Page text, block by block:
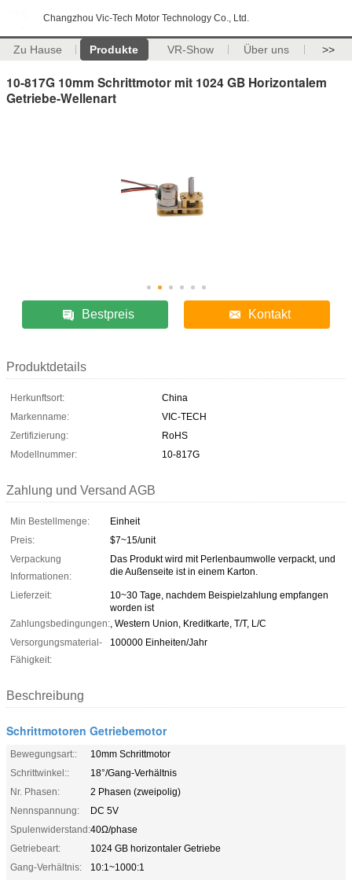
Changzhou Vic-Tech Motor Technology Co., Ltd.
Zu Hause Produkte VR-Show Über uns >>
10-817G 10mm Schrittmotor mit 1024 GB Horizontalem
Getriebe-Wellenart
Bestpreis Kontakt
Produktdetails
Herkunftsort:
China
Markenname:
VIC-TECH
Zertifizierung:
RoHS
Modellnummer:
10-817G
Zahlung und Versand AGB
Min Bestellmenge:
Einheit
Preis:
$7~15/unit
Verpackung
Informationen:
Das Produkt wird mit Perlenbaumwolle verpackt, und
die Außenseite ist in einem Karton.
Lieferzeit:
10~30 Tage, nachdem Beispielzahlung empfangen
worden ist
Zahlungsbedingungen:, Western Union, Kreditkarte, T/T, L/C
Versorgungsmaterial-
Fähigkeit:
100000 Einheiten/Jahr
Beschreibung
Schrittmotoren Getriebemotor
Bewegungsart::
10mm Schrittmotor
Schrittwinkel::
18°/Gang-Verhältnis
Nr. Phasen:
2 Phasen (zweipolig)
Nennspannung:
DC 5V
Spulenwiderstand:40Ω/phase
Getriebeart:
1024 GB horizontaler Getriebe
Gang-Verhältnis:
10:1~1000:1